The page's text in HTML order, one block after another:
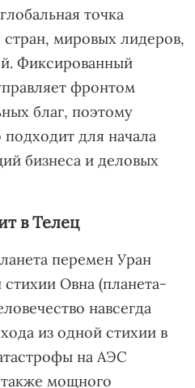
точка
мировых лидеров,
Фиксированный
фронтом
благ, поэтому
для начала
бизнеса и деловых
в Телец
перемен Уран
Овна (планета-
навсегда
из одной стихии в
на АЭС
мощного